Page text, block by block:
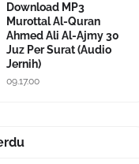
Download MP3
Murottal Al-Quran
Ahmed Ali Al-Ajmy 30
Juz Per Surat (Audio
Jernih)
09.17.00